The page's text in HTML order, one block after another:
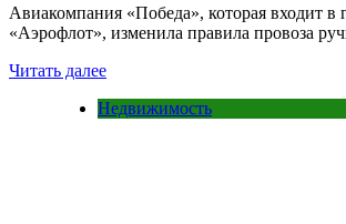
Авиакомпания «Победа», которая входит в
«Аэрофлот», изменила правила провоза
Читать далее
Недвижимость